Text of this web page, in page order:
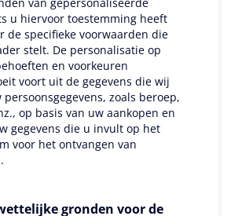
u hiervoor toestemming heeft
de specifieke voorwaarden die
stelt. De personalisatie op
en voorkeuren
voort uit de gegevens die wij
zoals beroep,
op basis van uw aankopen en
gegevens die u invult op het
voor het ontvangen van
gronden voor de